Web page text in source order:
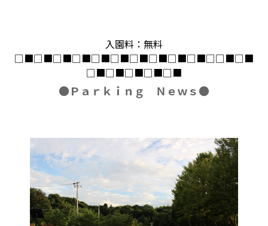
入園料：無料
□■□■□■□■□■□■□■□■□■□■□□■□■
□■□■□■□■□■
●Ｐａｒｋｉｎｇ Ｎｅｗｓ●